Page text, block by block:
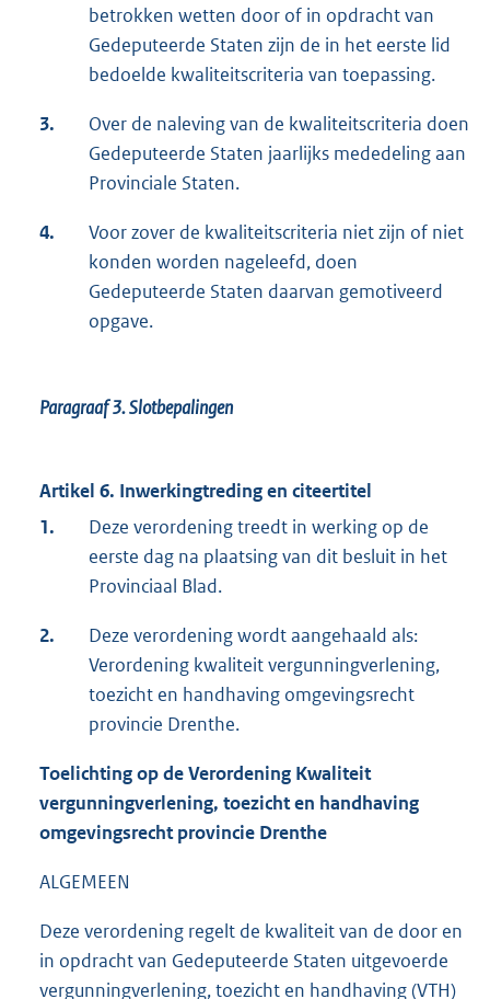
betrokken wetten door of in opdracht van
Gedeputeerde Staten zijn de in het eerste lid
bedoelde kwaliteitscriteria van toepassing.
3.
Over de naleving van de kwaliteitscriteria doen
Gedeputeerde Staten jaarlijks mededeling aan
Provinciale Staten.
4.
Voor zover de kwaliteitscriteria niet zijn of niet
konden worden nageleefd, doen
Gedeputeerde Staten daarvan gemotiveerd
opgave.
Paragraaf 3.Slotbepalingen
Artikel 6. Inwerkingtreding en citeertitel
1.
Deze verordening treedt in werking op de
eerste dag na plaatsing van dit besluit in het
Provinciaal Blad.
2.
Deze verordening wordt aangehaald als:
Verordening kwaliteit vergunningverlening,
toezicht en handhaving omgevingsrecht
provincie Drenthe.
Toelichting op de Verordening Kwaliteit
vergunningverlening, toezicht en handhaving
omgevingsrecht provincie Drenthe
ALGEMEEN
Deze verordening regelt de kwaliteit van de door en
in opdracht van Gedeputeerde Staten uitgevoerde
vergunningverlening, toezicht en handhaving (VTH)